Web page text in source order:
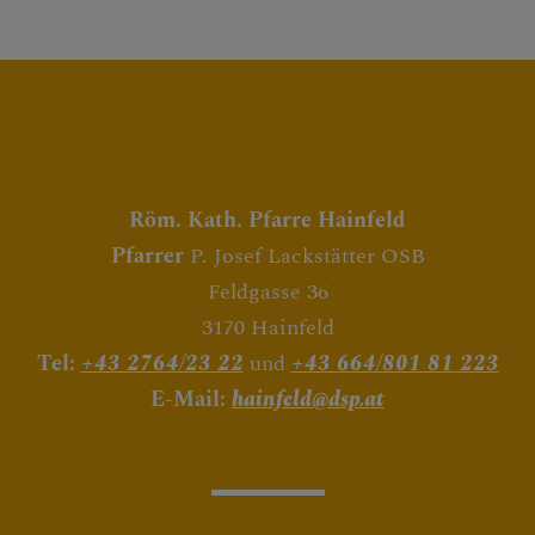
Röm. Kath. Pfarre Hainfeld
Pfarrer P. Josef Lackstätter OSB
Feldgasse 36
3170 Hainfeld
Tel: +43 2764/23 22und+43 664/801 81 223
E-Mail: hainfeld@dsp.at